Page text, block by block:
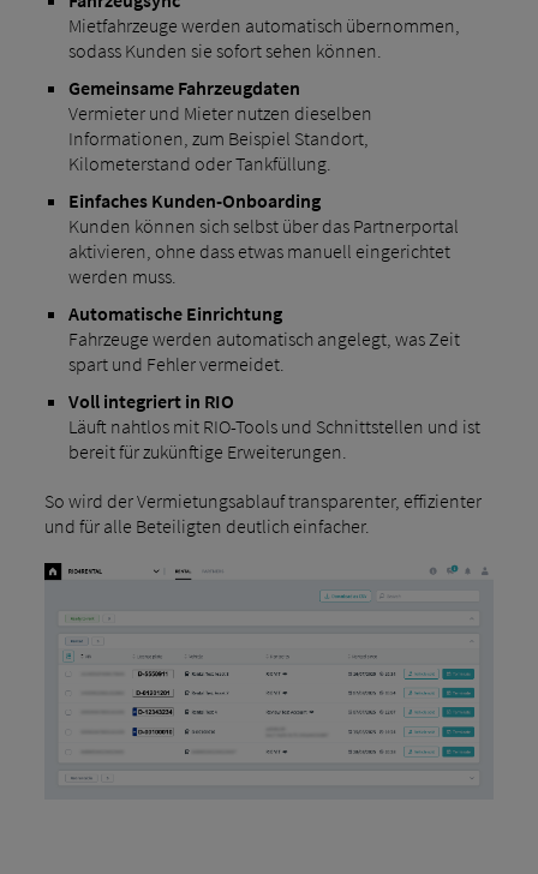
Mietfahrzeuge werden automatisch übernommen,
sodass Kunden sie sofort sehen können.
Gemeinsame Fahrzeugdaten
Vermieter und Mieter nutzen dieselben
Informationen, zum Beispiel Standort,
Kilometerstand oder Tankfüllung.
Einfaches Kunden-Onboarding
Kunden können sich selbst über das Partnerportal
aktivieren, ohne dass etwas manuell eingerichtet
werden muss.
Automatische Einrichtung
Fahrzeuge werden automatisch angelegt, was Zeit
spart und Fehler vermeidet.
Voll integriert in RIO
Läuft nahtlos mit RIO-Tools und Schnittstellen und ist
bereit für zukünftige Erweiterungen.
So wird der Vermietungsablauf transparenter, effizienter
und für alle Beteiligten deutlich einfacher.